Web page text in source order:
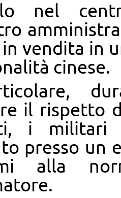
nel
vendita in
cinese.
il rispetto
i militari
presso un
alla